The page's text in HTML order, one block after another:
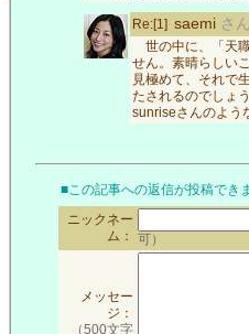
Re:[1] saemi さ
世の中に、「天
せん。素晴らしい
見極めて、それで
たされるのでしょ
sunriseさんのよう
■この記事への返信が投稿でき
ニックネー
ム：
可）
メッセー
ジ：
（500文字